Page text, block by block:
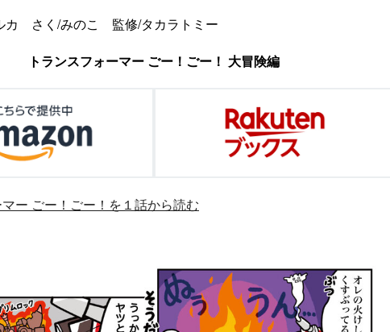
カ さく/みのこ 監修/タカラトミー
トランスフォーマー ごー！ごー！ 大冒険編
マー ごー！ごー！を１話から読む